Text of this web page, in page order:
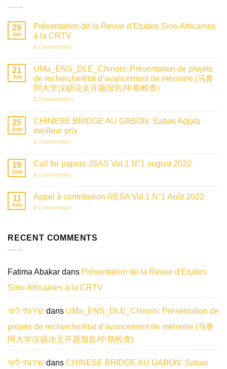
29
Jan
Présentation de la Revue d’Etudes Sino-Africaines
à la CRTV
1 Commentaire
21
Juil
UMa_ENS_DLE_Chinois: Présentation de projets
de recherche/état d’avancement de mémoire (马鲁
阿大学汉硕论文开题报告/中期检查)
2 Commentaires
25
Juin
CHINESE BRIDGE AU GABON: Sabas Adjatu
meilleur prix
1 Commentaire
19
Juin
Call for papers JSAS Vol.1 N°1 august 2022
1 Commentaire
11
Juin
Appel à contribution RÉSA Vol.1 N°1 Août 2022
1 Commentaire
RECENT COMMENTS
Fatima Abakar dans Présentation de la Revue d’Etudes
Sino-Africaines à la CRTV
שירותי ליווי dans UMa_ENS_DLE_Chinois: Présentation de
projets de recherche/état d’avancement de mémoire (马鲁
阿大学汉硕论文开题报告/中期检查)
שירותי ליווי dans CHINESE BRIDGE AU GABON: Sabas